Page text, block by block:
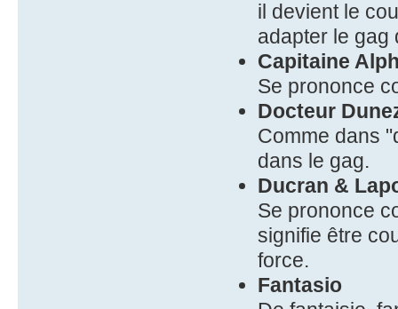
il devient le
adapter le gag
Capitaine
Se prononce
Docteur
Comme dans
dans le gag.
Ducran &
Se prononce
signifie être
force.
Fantasio